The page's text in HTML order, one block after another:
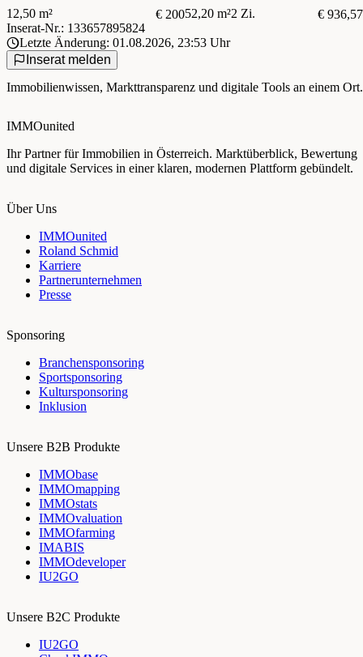
12,50 m²
€ 20052,20 m²2 Zi.
€ 936,57
Inserat-Nr.: 133657895824
Letzte Änderung: 01.08.2026, 23:53 Uhr
Inserat melden
Immobilienwissen, Markttransparenz und digitale Tools an einem Ort.
IMMOunited
Ihr Partner für Immobilien in Österreich. Marktüberblick, Bewertung
und digitale Services in einer klaren, modernen Plattform gebündelt.
Über Uns
IMMOunited
Roland Schmid
Karriere
Partnerunternehmen
Presse
Sponsoring
Branchensponsoring
Sportsponsoring
Kultursponsoring
Inklusion
Unsere B2B Produkte
IMMObase
IMMOmapping
IMMOstats
IMMOvaluation
IMMOfarming
IMABIS
IMMOdeveloper
IU2GO
Unsere B2C Produkte
IU2GO